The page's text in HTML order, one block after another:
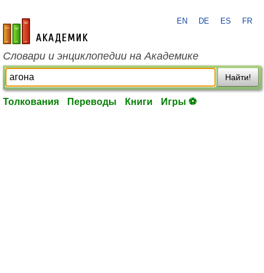
academic.ru
EN DE ES FR
Словари и энциклопедии на Академике
Найти!
Толкования Переводы Книги Игры ⚽